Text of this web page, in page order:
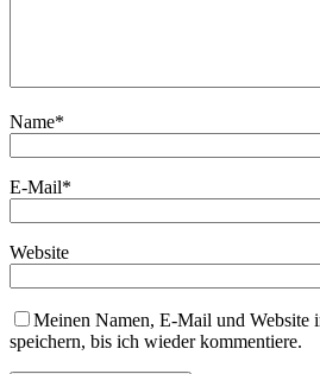
Name*
E-Mail*
Website
Meinen Namen, E-Mail und Website
speichern, bis ich wieder kommentiere.